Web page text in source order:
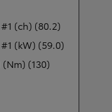
(ch) (80.2)
(kW) (59.0)
(130)